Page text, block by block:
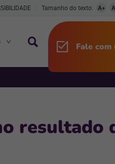
Tamanho do texto: A+
Fale
resultado